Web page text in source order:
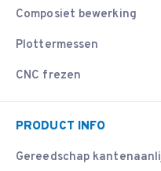
Composiet bewerking
Plottermessen
CNC frezen
PRODUCT INFO
Gereedschap